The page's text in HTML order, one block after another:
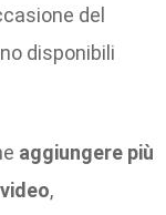
del
disponibili
aggiungere più
,